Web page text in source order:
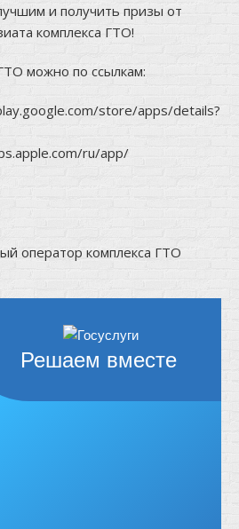
и получить призы от
комплекса ГТО!
можно по ссылкам:
store/apps/details?
ru/app/
оператор комплекса ГТО
Решаем вместе